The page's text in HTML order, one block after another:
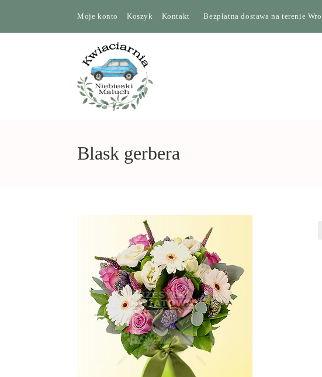
Moje konto Koszyk Kontakt Bezpłatna dostawa na terenie
Blask gerbera